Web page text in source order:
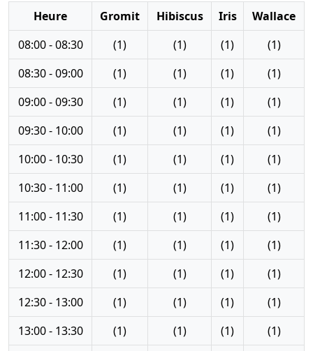
Heure Gromit Hibiscus Iris
Wallace
08:00 - 08:30
(1) (1) (1)
(1)
08:30 - 09:00
(1) (1) (1)
(1)
09:00 - 09:30
(1) (1) (1)
(1)
09:30 - 10:00
(1) (1) (1)
(1)
10:00 - 10:30
(1) (1) (1)
(1)
10:30 - 11:00
(1) (1) (1)
(1)
11:00 - 11:30
(1) (1) (1)
(1)
11:30 - 12:00
(1) (1) (1)
(1)
12:00 - 12:30
(1) (1) (1)
(1)
12:30 - 13:00
(1) (1) (1)
(1)
13:00 - 13:30
(1) (1) (1)
(1)